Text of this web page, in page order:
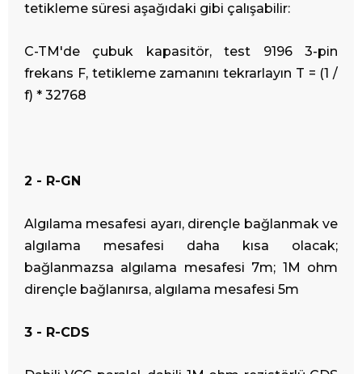
tetikleme süresi aşağıdaki gibi çalışabilir:
C-TM'de çubuk kapasitör, test 9196 3-pin
frekans F, tetikleme zamanını tekrarlayın T = (1 /
f) * 32768
2 - R-GN
Algılama mesafesi ayarı, dirençle bağlanmak ve
algılama mesafesi daha kısa olacak;
bağlanmazsa algılama mesafesi 7m; 1M ohm
dirençle bağlanırsa, algılama mesafesi 5m
3 - R-CDS